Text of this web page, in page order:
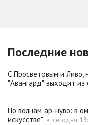
Последние
С Просветовым и Ливо,
"Авангард" выходит из
По волнам ар-нуво: в
искусстве" • сегодня,